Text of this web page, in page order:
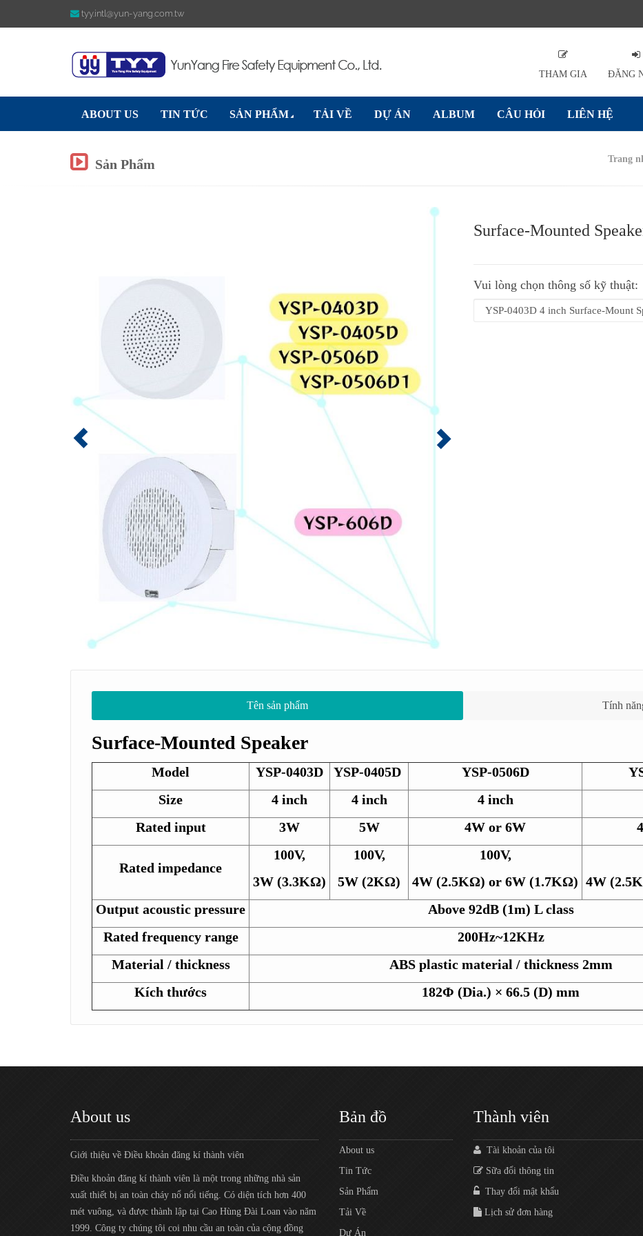
tyy.intl@yun-yang.com.tw
THAM GIA ĐĂNG
ABOUT US TIN TỨC SẢN PHẨM TẢI VỀ DỰ ÁN ALBUM CÂU HỎI LIÊN HỆ
Trang
Sản Phẩm
Sau Surface-Mounted
Vui lòng chọn thông số kỹ thuật:
Tên sản phẩm Tính
Surface-Mounted Speaker
Model YSP-0403D YSP-0405D YSP-0506D
Size
4 inch 4 inch 4 inch
Rated input
3W 5W 4W or 6W
Rated impedance
100V,
3W (3.3KΩ)
100V,
5W (2KΩ)
100V,
4W (2.5KΩ) or 6W (1.7KΩ) 4W
Output acoustic pressure
Above 92dB (1m) L class
Rated frequency range
200Hz~12KHz
Material / thickness
ABS plastic material / thickness 2mm
Kích thướcs
182Φ (Dia.) × 66.5 (D) mm
About us
Giới thiệu về Điều khoản đăng kí thành viên
Điều khoản đăng kí thành viên là một trong những nhà sản
xuất thiết bị an toàn cháy nổ nổi tiếng. Có diện tích hơn 400
mét vuông, và được thành lập tại Cao Hùng Đài Loan vào năm
1999. Công ty chúng tôi coi nhu cầu an toàn của cộng đồng
Bản đồ
About us
Tin Tức
Sản Phẩm
Tải Về
Dự Án
Thành viên
Tài khoản của tôi
Sữa đổi thông tin
Thay đổi mật khẩu
Lịch sử đơn hàng